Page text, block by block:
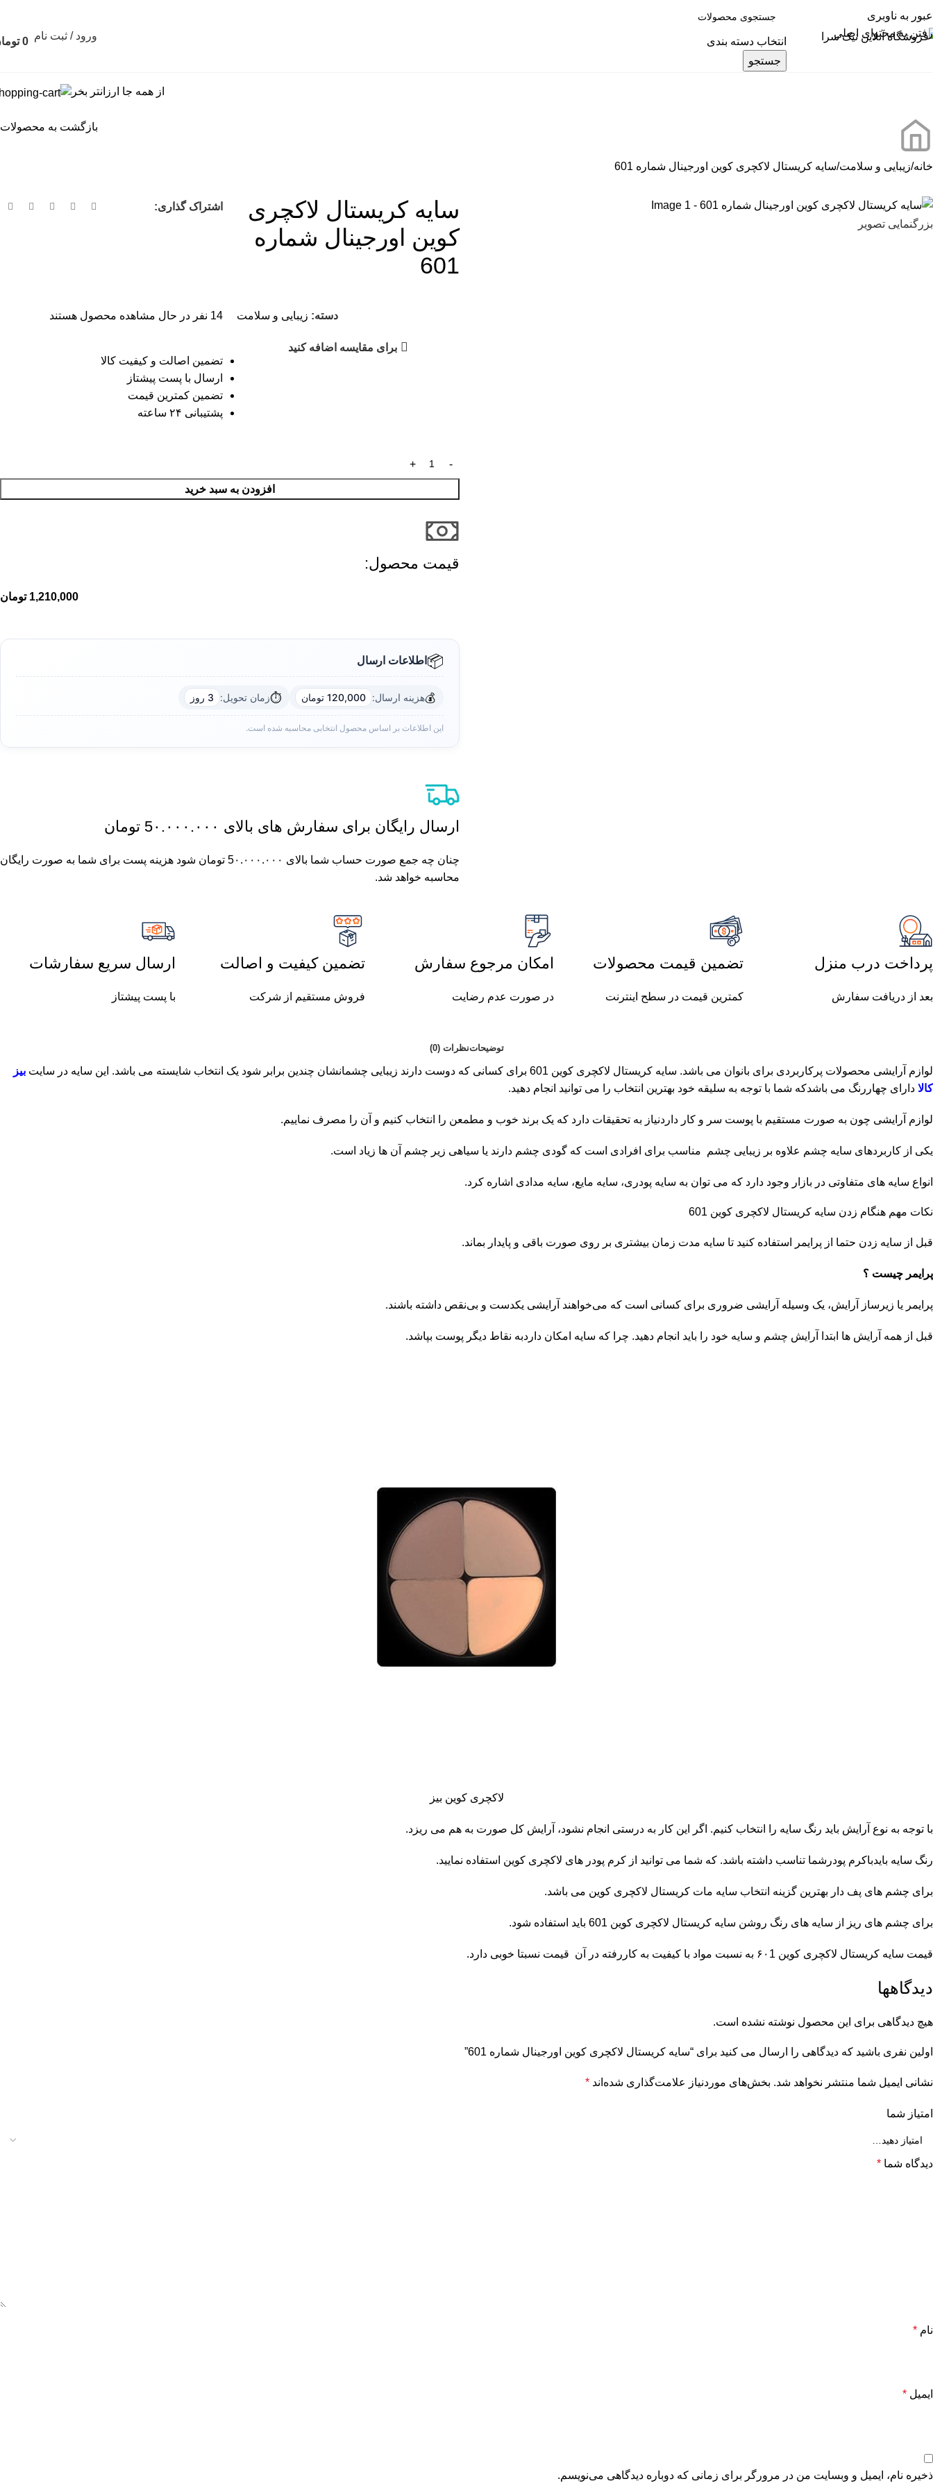
عبور به ناوبری
رفتن به محتوای اصلی
انتخاب دسته بندی
جستجو
ورود / ثبت نام 0
از همه جا ارزانتر بخر
خانه زیبایی و سلامت سایه کریستال لاکچری کوین اورجینال شماره 601
بازگشت به محصولات
بزرگنمایی تصویر
سایه کریستال لاکچری
کوین اورجینال شماره
601
اشتراک گذاری:
دسته: زیبایی و سلامت
برای مقایسه اضافه کنید
14 نفر در حال مشاهده محصول هستند
تضمین اصالت و کیفیت کالا
ارسال با پست پیشتاز
تضمین کمترین قیمت
پشتیبانی ۲۴ ساعته
افزودن به سبد خرید
قیمت محصول:​
1,210,000 تومان
📦اطلاعات ارسال
💰هزینه ارسال: 120,000 تومان ⏱️زمان تحویل: 3 روز
این اطلاعات بر اساس محصول انتخابی محاسبه شده است.
ارسال رایگان برای سفارش های بالای 5٠.٠٠٠.٠٠٠ تومان
چنان چه جمع صورت حساب شما بالای 5٠.٠٠٠.٠٠٠ تومان شود هزینه پست برای شما به صورت رایگان
محاسبه خواهد شد.
پرداخت درب منزل
بعد از دریافت سفارش
تضمین قیمت محصولات
کمترین قیمت در سطح اینترنت
امکان مرجوع سفارش
در صورت عدم رضایت
تضمین کیفیت و اصالت
فروش مستقیم از شرکت
ارسال سریع سفارشات
با پست پیشتاز
توضیحاتنظرات (0)
لوازم آرایشی محصولات پرکاربردی برای بانوان می باشد. سایه کریستال لاکچری کوین 601 برای کسانی که دوست دارند زیبایی چشمانشان چندین برابر شود یک انتخاب شایسته می باشد. این سایه در سایت
بیز
کالا دارای چهاررنگ می باشدکه شما با توجه به سلیقه خود بهترین انتخاب را می توانید انجام دهید.
لوازم آرایشی چون به صورت مستقیم با پوست سر و کار داردنیاز به تحقیقات دارد که یک برند خوب و مطمعن را انتخاب کنیم و آن را مصرف نماییم.
یکی از کاربردهای سایه چشم علاوه بر زیبایی چشم مناسب برای افرادی است که گودی چشم دارند یا سیاهی زیر چشم آن ها زیاد است.
انواع سایه های متفاوتی در بازار وجود دارد که می توان به سایه پودری، سایه مایع، سایه مدادی اشاره کرد.
نکات مهم هنگام زدن سایه کریستال لاکچری کوین 601
قبل از سایه زدن حتما از پرایمر استفاده کنید تا سایه مدت زمان بیشتری بر روی صورت باقی و پایدار بماند.
پرایمر چیست ؟
پرایمر یا زیرساز آرایش، یک وسیله آرایشی ضروری برای کسانی است که می‌خواهند آرایشی یکدست و بی‌نقص داشته باشند.
قبل از همه آرایش ها ابتدا آرایش چشم و سایه خود را باید انجام دهید. چرا که سایه امکان داردبه نقاط دیگر پوست بپاشد.
لاکچری کوین بیز
با توجه به نوع آرایش باید رنگ سایه را انتخاب کنیم. اگر این کار به درستی انجام نشود، آرایش کل صورت به هم می ریزد.
رنگ سایه بایدباکرم پودرشما تناسب داشته باشد. که شما می توانید از کرم پودر های لاکچری کوین استفاده نمایید.
برای چشم های پف دار بهترین گزینه انتخاب سایه مات کریستال لاکچری کوین می باشد.
برای چشم های ریز از سایه های رنگ روشن سایه کریستال لاکچری کوین 601 باید استفاده شود.
قیمت سایه کریستال لاکچری کوین ۶۰1 به نسبت مواد با کیفیت به کاررفته در آن قیمت نسبتا خوبی دارد.
دیدگاهها
هیچ دیدگاهی برای این محصول نوشته نشده است.
اولین نفری باشید که دیدگاهی را ارسال می کنید برای “سایه کریستال لاکچری کوین اورجینال شماره 601”
نشانی ایمیل شما منتشر نخواهد شد. بخش‌های موردنیاز علامت‌گذاری شده‌اند *
امتیاز شما
دیدگاه شما *
نام *
ایمیل *
ذخیره نام، ایمیل و وبسایت من در مرورگر برای زمانی که دوباره دیدگاهی می‌نویسم.